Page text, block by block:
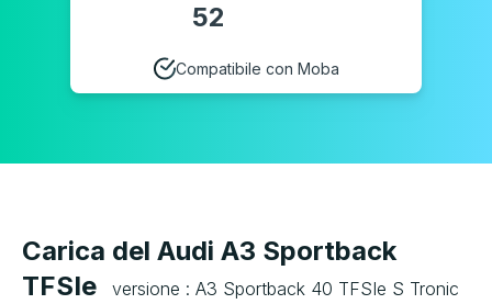
52
Compatibile con Moba
Carica del Audi A3 Sportback
TFSIe
versione : A3 Sportback 40 TFSIe S Tronic